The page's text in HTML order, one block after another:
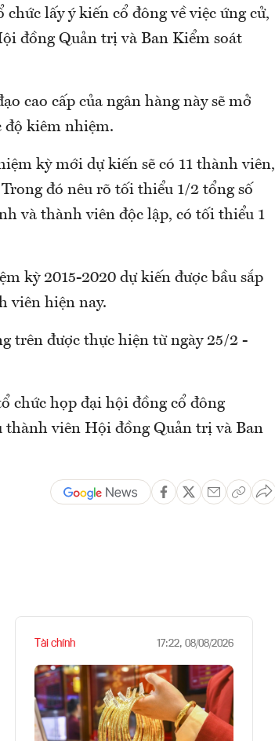
lấy ý kiến cổ đông về việc ứng cử,
đồng Quản trị và Ban Kiểm soát
cao cấp của ngân hàng này sẽ mở
độ kiêm nhiệm.
kỳ mới dự kiến sẽ có 11 thành viên,
đó nêu rõ tối thiểu 1/2 tổng số
và thành viên độc lập, có tối thiểu 1
kỳ 2015-2020 dự kiến được bầu sắp
viên hiện nay.
trên được thực hiện từ ngày 25/2 -
chức họp đại hội đồng cổ đông
thành viên Hội đồng Quản trị và Ban
Tài chính 17:22, 08/08/2026